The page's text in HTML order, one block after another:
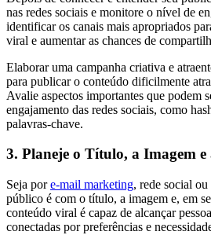
nas redes sociais e monitore o nível de
identificar os canais mais apropriados
viral e aumentar as chances de
Elaborar uma campanha criativa e
para publicar o conteúdo dificilmente
Avalie aspectos importantes que podem
engajamento das redes sociais, como
palavras-chave.
3. Planeje o Título, a Imagem e
Seja pore-mail marketing, rede social
público é com o título, a imagem e, em
conteúdo viral é capaz de alcançar
conectadas por preferências e